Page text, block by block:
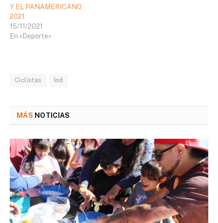
Y EL PANAMERICANO
2021
15/11/2021
En «Deporte»
Ciclistas Ind
MÁS NOTICIAS